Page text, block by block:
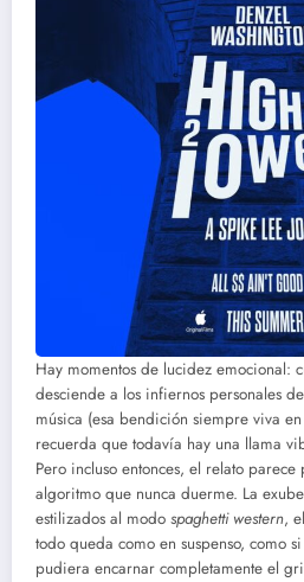
Hay momentos de lucidez emocional:
desciende a los infiernos personales
música (esa bendición siempre viva
recuerda que todavía hay una llama
Pero incluso entonces, el relato
algoritmo que nunca duerme. La
estilizados al modo spaghetti western,
todo queda como en suspenso, como
pudiera encarnar completamente el